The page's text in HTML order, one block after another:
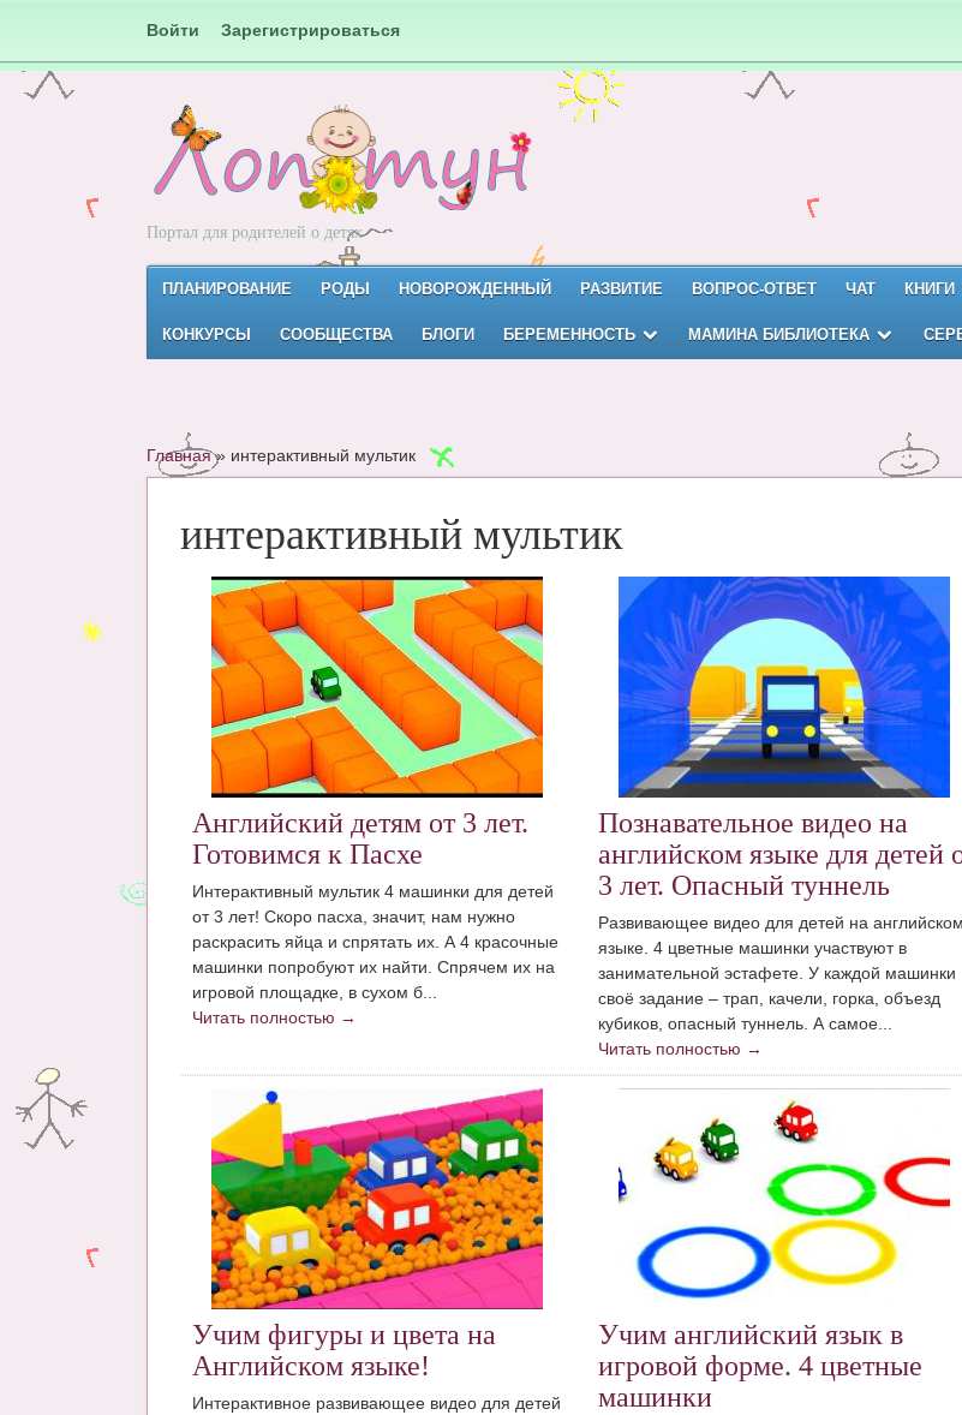
Войти Зарегистрироваться
Портал для родителей о детях
ПЛАНИРОВАНИЕ РОДЫ НОВОРОЖДЕННЫЙ РАЗВИТИЕ ВОПРОС-ОТВЕТ ЧАТ КНИГИ
КОНКУРСЫ СООБЩЕСТВА БЛОГИ БЕРЕМЕННОСТЬ МАМИНА БИБЛИОТЕКА
Главная» интерактивный мультик
интерактивный мультик
Английский детям от 3 лет.
Готовимся к Пасхе
Интерактивный мультик 4 машинки для детей
от 3 лет! Скоро пасха, значит, нам нужно
раскрасить яйца и спрятать их. А 4 красочные
машинки попробуют их найти. Спрячем их на
игровой площадке, в сухом б...
Читать полностью →
Познавательное видео на
английском языке для детей
3 лет. Опасный туннель
Развивающее видео для детей на английском
языке. 4 цветные машинки участвуют в
занимательной эстафете. У каждой машинки
своё задание – трап, качели, горка, объезд
кубиков, опасный туннель. А самое...
Читать полностью →
Учим фигуры и цвета на
Английском языке!
Интерактивное развивающее видео для детей
Учим английский язык в
игровой форме. 4 цветные
машинки